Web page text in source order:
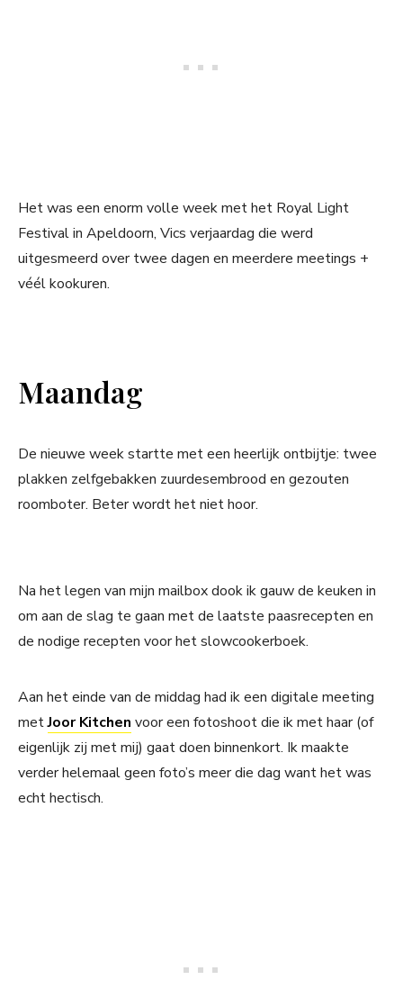
Het was een enorm volle week met het Royal Light
Festival in Apeldoorn, Vics verjaardag die werd
uitgesmeerd over twee dagen en meerdere meetings +
véél kookuren.
Maandag
De nieuwe week startte met een heerlijk ontbijtje: twee
plakken zelfgebakken zuurdesembrood en gezouten
roomboter. Beter wordt het niet hoor.
Na het legen van mijn mailbox dook ik gauw de keuken in
om aan de slag te gaan met de laatste paasrecepten en
de nodige recepten voor het slowcookerboek.
Aan het einde van de middag had ik een digitale meeting
metJoor Kitchen voor een fotoshoot die ik met haar (of
eigenlijk zij met mij) gaat doen binnenkort. Ik maakte
verder helemaal geen foto’s meer die dag want het was
echt hectisch.